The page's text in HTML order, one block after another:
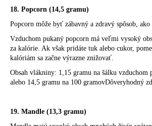
18. Popcorn (14,5 gramu)
Popcorn môže byť zábavný a zdravý spôsob,
Vzduchom pukaný popcorn má veľmi vysoký
za kalórie. Ak však pridáte tuk alebo cukor,
kalóriám sa začne výrazne znižovať.
Obsah vlákniny: 1,15 gramu na šálku vzduchom
alebo 14,5 gramu na 100 gramovDôveryhodný
19. Mandle (13,3 gramu)